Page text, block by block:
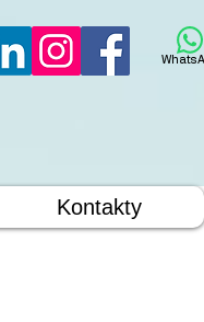
Kontakty